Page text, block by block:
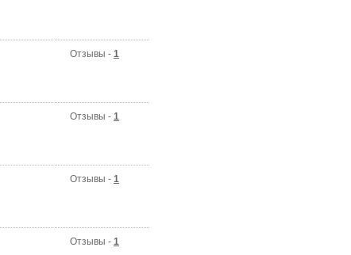
Отзывы - 1
Отзывы - 1
Отзывы - 1
Отзывы - 1